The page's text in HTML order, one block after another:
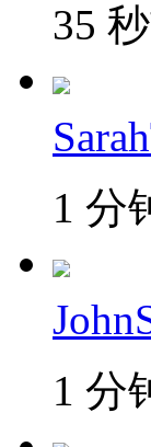
35
1 分
1 分